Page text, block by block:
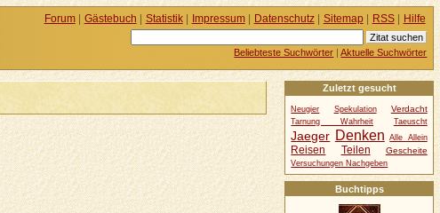
Zuletzt gesucht
Neugier Spekulation Verdacht
Tarnung Wahrheit Taeuscht
Jaeger Denken Alle Allein
Reisen Teilen Gescheite
Versuchungen Nachgeben
Buchtipps
Forum| Gästebuch | Statistik| Impressum| Datenschutz| Sitemap| RSS| Hilfe
Beliebteste Suchwörter |Aktuelle Suchwörter